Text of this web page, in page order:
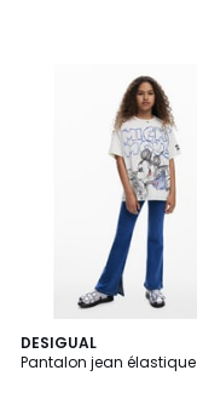
DESIGUAL
Pantalon jean élastique